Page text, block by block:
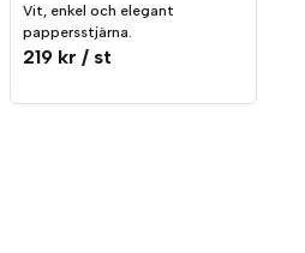
Vit, enkel och elegant
pappersstjärna.
219 kr / st